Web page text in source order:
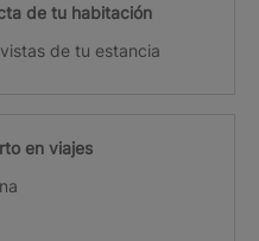
de tu habitación
de tu estancia
en viajes